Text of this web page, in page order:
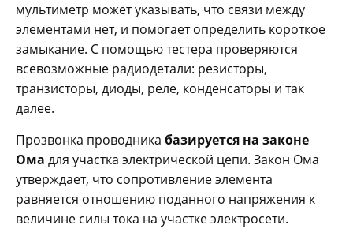
мультиметр может указывать, что связи между
элементами нет, и помогает определить короткое
замыкание. С помощью тестера проверяются
всевозможные радиодетали: резисторы,
транзисторы, диоды, реле, конденсаторы и так
далее.
Прозвонка проводника базируется на законе
Ома для участка электрической цепи. Закон Ома
утверждает, что сопротивление элемента
равняется отношению поданного напряжения к
величине силы тока на участке электросети.